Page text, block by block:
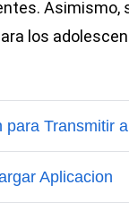
Asimismo,
los